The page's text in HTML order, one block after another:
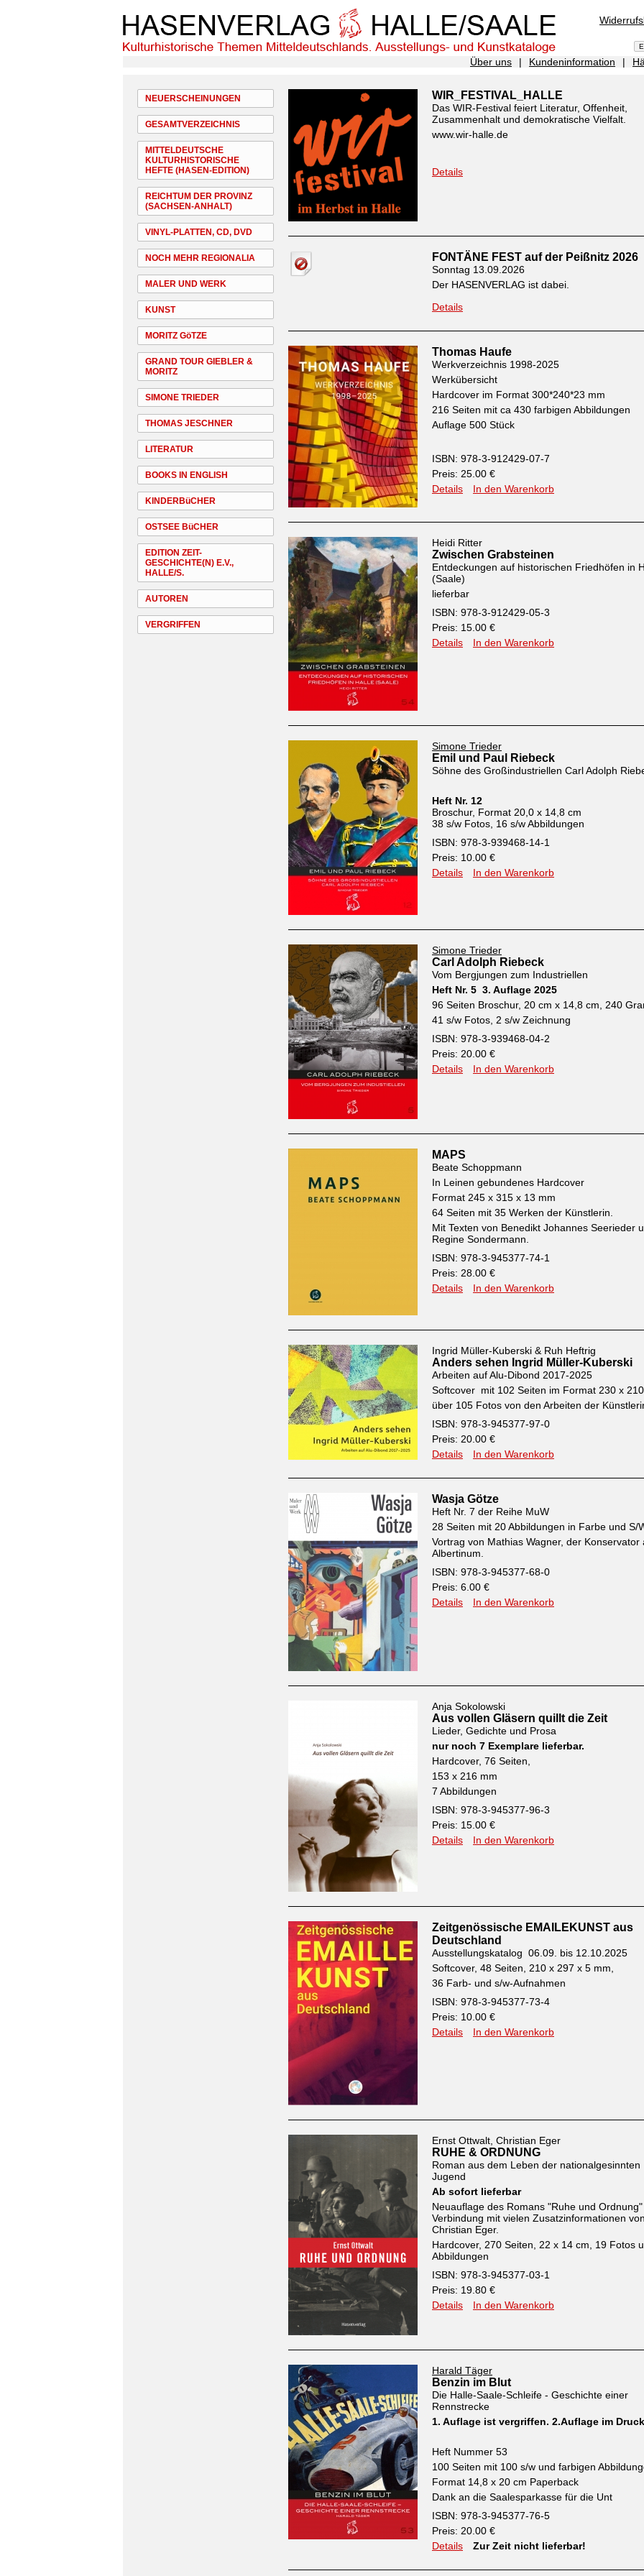
Über uns | Kundeninformation |
NEUERSCHEINUNGEN
GESAMTVERZEICHNIS
MITTELDEUTSCHE
KULTURHISTORISCHE
HEFTE (HASEN-EDITION)
REICHTUM DER PROVINZ
(SACHSEN-ANHALT)
VINYL-PLATTEN, CD, DVD
NOCH MEHR REGIONALIA
MALER UND WERK
KUNST
MORITZ GöTZE
GRAND TOUR GIEBLER &
MORITZ
SIMONE TRIEDER
THOMAS JESCHNER
LITERATUR
BOOKS IN ENGLISH
KINDERBüCHER
OSTSEE BüCHER
EDITION ZEIT-
GESCHICHTE(N) E.V.,
HALLE/S.
AUTOREN
VERGRIFFEN
WIR_FESTIVAL_HALLE
Das WIR-Festival feiert Literatur, Offenheit,
Zusammenhalt und demokratische Vielfalt.
www.wir-halle.de
Details
FONTÄNE FEST auf der Peißnitz 2026
Sonntag 13.09.2026
Der HASENVERLAG ist dabei.
Details
Thomas Haufe
Werkverzeichnis 1998-2025
Werkübersicht
Hardcover im Format 300*240*23 mm
216 Seiten mit ca 430 farbigen Abbildungen
Auflage 500 Stück
ISBN: 978-3-912429-07-7
Preis: 25.00 €
Details
In den Warenkorb
Heidi Ritter
Zwischen Grabsteinen
Entdeckungen auf historischen Friedhöfen in
(Saale)
lieferbar
ISBN: 978-3-912429-05-3
Preis: 15.00 €
Details
In den Warenkorb
Simone Trieder
Emil und Paul Riebeck
Söhne des Großindustriellen Carl Adolph
Heft Nr. 12
Broschur, Format 20,0 x 14,8 cm
38 s/w Fotos, 16 s/w Abbildungen
ISBN: 978-3-939468-14-1
Preis: 10.00 €
Details
In den Warenkorb
Simone Trieder
Carl Adolph Riebeck
Vom Bergjungen zum Industriellen
Heft Nr. 5 3. Auflage 2025
96 Seiten Broschur, 20 cm x 14,8 cm, 240
41 s/w Fotos, 2 s/w Zeichnung
ISBN: 978-3-939468-04-2
Preis: 20.00 €
Details
In den Warenkorb
MAPS
Beate Schoppmann
In Leinen gebundenes Hardcover
Format 245 x 315 x 13 mm
64 Seiten mit 35 Werken der Künstlerin.
Mit Texten von Benedikt Johannes Seerieder
Regine Sondermann.
ISBN: 978-3-945377-74-1
Preis: 28.00 €
Details
In den Warenkorb
Ingrid Müller-Kuberski & Ruh Heftrig
Anders sehen Ingrid Müller-Kuberski
Arbeiten auf Alu-Dibond 2017-2025
Softcover mit 102 Seiten im Format 230 x
über 105 Fotos von den Arbeiten der
ISBN: 978-3-945377-97-0
Preis: 20.00 €
Details
In den Warenkorb
Wasja Götze
Heft Nr. 7 der Reihe MuW
28 Seiten mit 20 Abbildungen in Farbe und S/
Vortrag von Mathias Wagner, der Konservator
Albertinum.
ISBN: 978-3-945377-68-0
Preis: 6.00 €
Details
In den Warenkorb
Anja Sokolowski
Aus vollen Gläsern quillt die Zeit
Lieder, Gedichte und Prosa
nur noch 7 Exemplare lieferbar.
Hardcover, 76 Seiten,
153 x 216 mm
7 Abbildungen
ISBN: 978-3-945377-96-3
Preis: 15.00 €
Details
In den Warenkorb
Zeitgenössische EMAILEKUNST aus
Deutschland
Ausstellungskatalog 06.09. bis 12.10.2025
Softcover, 48 Seiten, 210 x 297 x 5 mm,
36 Farb- und s/w-Aufnahmen
ISBN: 978-3-945377-73-4
Preis: 10.00 €
Details
In den Warenkorb
Ernst Ottwalt, Christian Eger
RUHE & ORDNUNG
Roman aus dem Leben der nationalgesinnten
Jugend
Ab sofort lieferbar
Neuauflage des Romans "Ruhe und Ordnung"
Verbindung mit vielen Zusatzinformationen von
Christian Eger.
Hardcover, 270 Seiten, 22 x 14 cm, 19 Fotos
Abbildungen
ISBN: 978-3-945377-03-1
Preis: 19.80 €
Details
In den Warenkorb
Harald Täger
Benzin im Blut
Die Halle-Saale-Schleife - Geschichte einer
Rennstrecke
1. Auflage ist vergriffen. 2.Auflage im Druck
Heft Nummer 53
100 Seiten mit 100 s/w und farbigen
Format 14,8 x 20 cm Paperback
Dank an die Saalesparkasse für die Unt
ISBN: 978-3-945377-76-5
Preis: 20.00 €
Details
Zur Zeit nicht lieferbar!